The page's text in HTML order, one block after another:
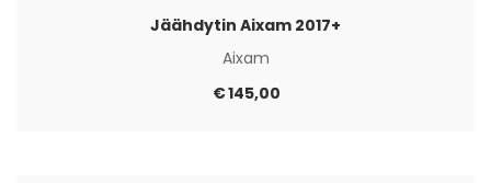
Jäähdytin Aixam 2017+
Aixam
€145,00